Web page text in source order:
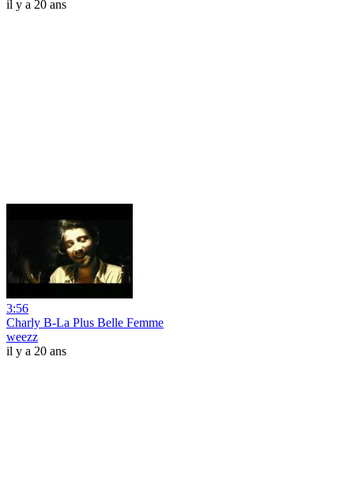
il y a 20 ans
3:56
Charly B-La Plus Belle Femme
weezz
il y a 20 ans